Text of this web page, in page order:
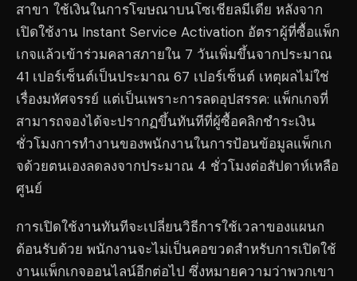
สาขา ใช้เงินในการโฆษณาบนโซเชียลมีเดีย หลังจาก
เปิดใช้งาน Instant Service Activation อัตราผู้ที่ซื้อแพ็ก
เกจแล้วเข้าร่วมคลาสภายใน 7 วันเพิ่มขึ้นจากประมาณ
41 เปอร์เซ็นต์เป็นประมาณ 67 เปอร์เซ็นต์ เหตุผลไม่ใช่
เรื่องมหัศจรรย์ แต่เป็นเพราะการลดอุปสรรค: แพ็กเกจที่
สามารถจองได้จะปรากฏขึ้นทันทีที่ผู้ซื้อคลิกชำระเงิน
ชั่วโมงการทำงานของพนักงานในการป้อนข้อมูลแพ็กเก
จด้วยตนเองลดลงจากประมาณ 4 ชั่วโมงต่อสัปดาห์เหลือ
ศูนย์
การเปิดใช้งานทันทีจะเปลี่ยนวิธีการใช้เวลาของแผนก
ต้อนรับด้วย พนักงานจะไม่เป็นคอขวดสำหรับการเปิดใช้
งานแพ็กเกจออนไลน์อีกต่อไป ซึ่งหมายความว่าพวกเขา